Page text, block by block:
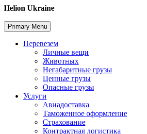
Skip
content
Helion Ukraine
Primary Menu
Перевезем
Личные вещи
Животных
Негабаритные грузы
Ценные грузы
Опасные грузы
Услуги
Авиадоставка
Таможенное оформление
Страхование
Контрактная логистика